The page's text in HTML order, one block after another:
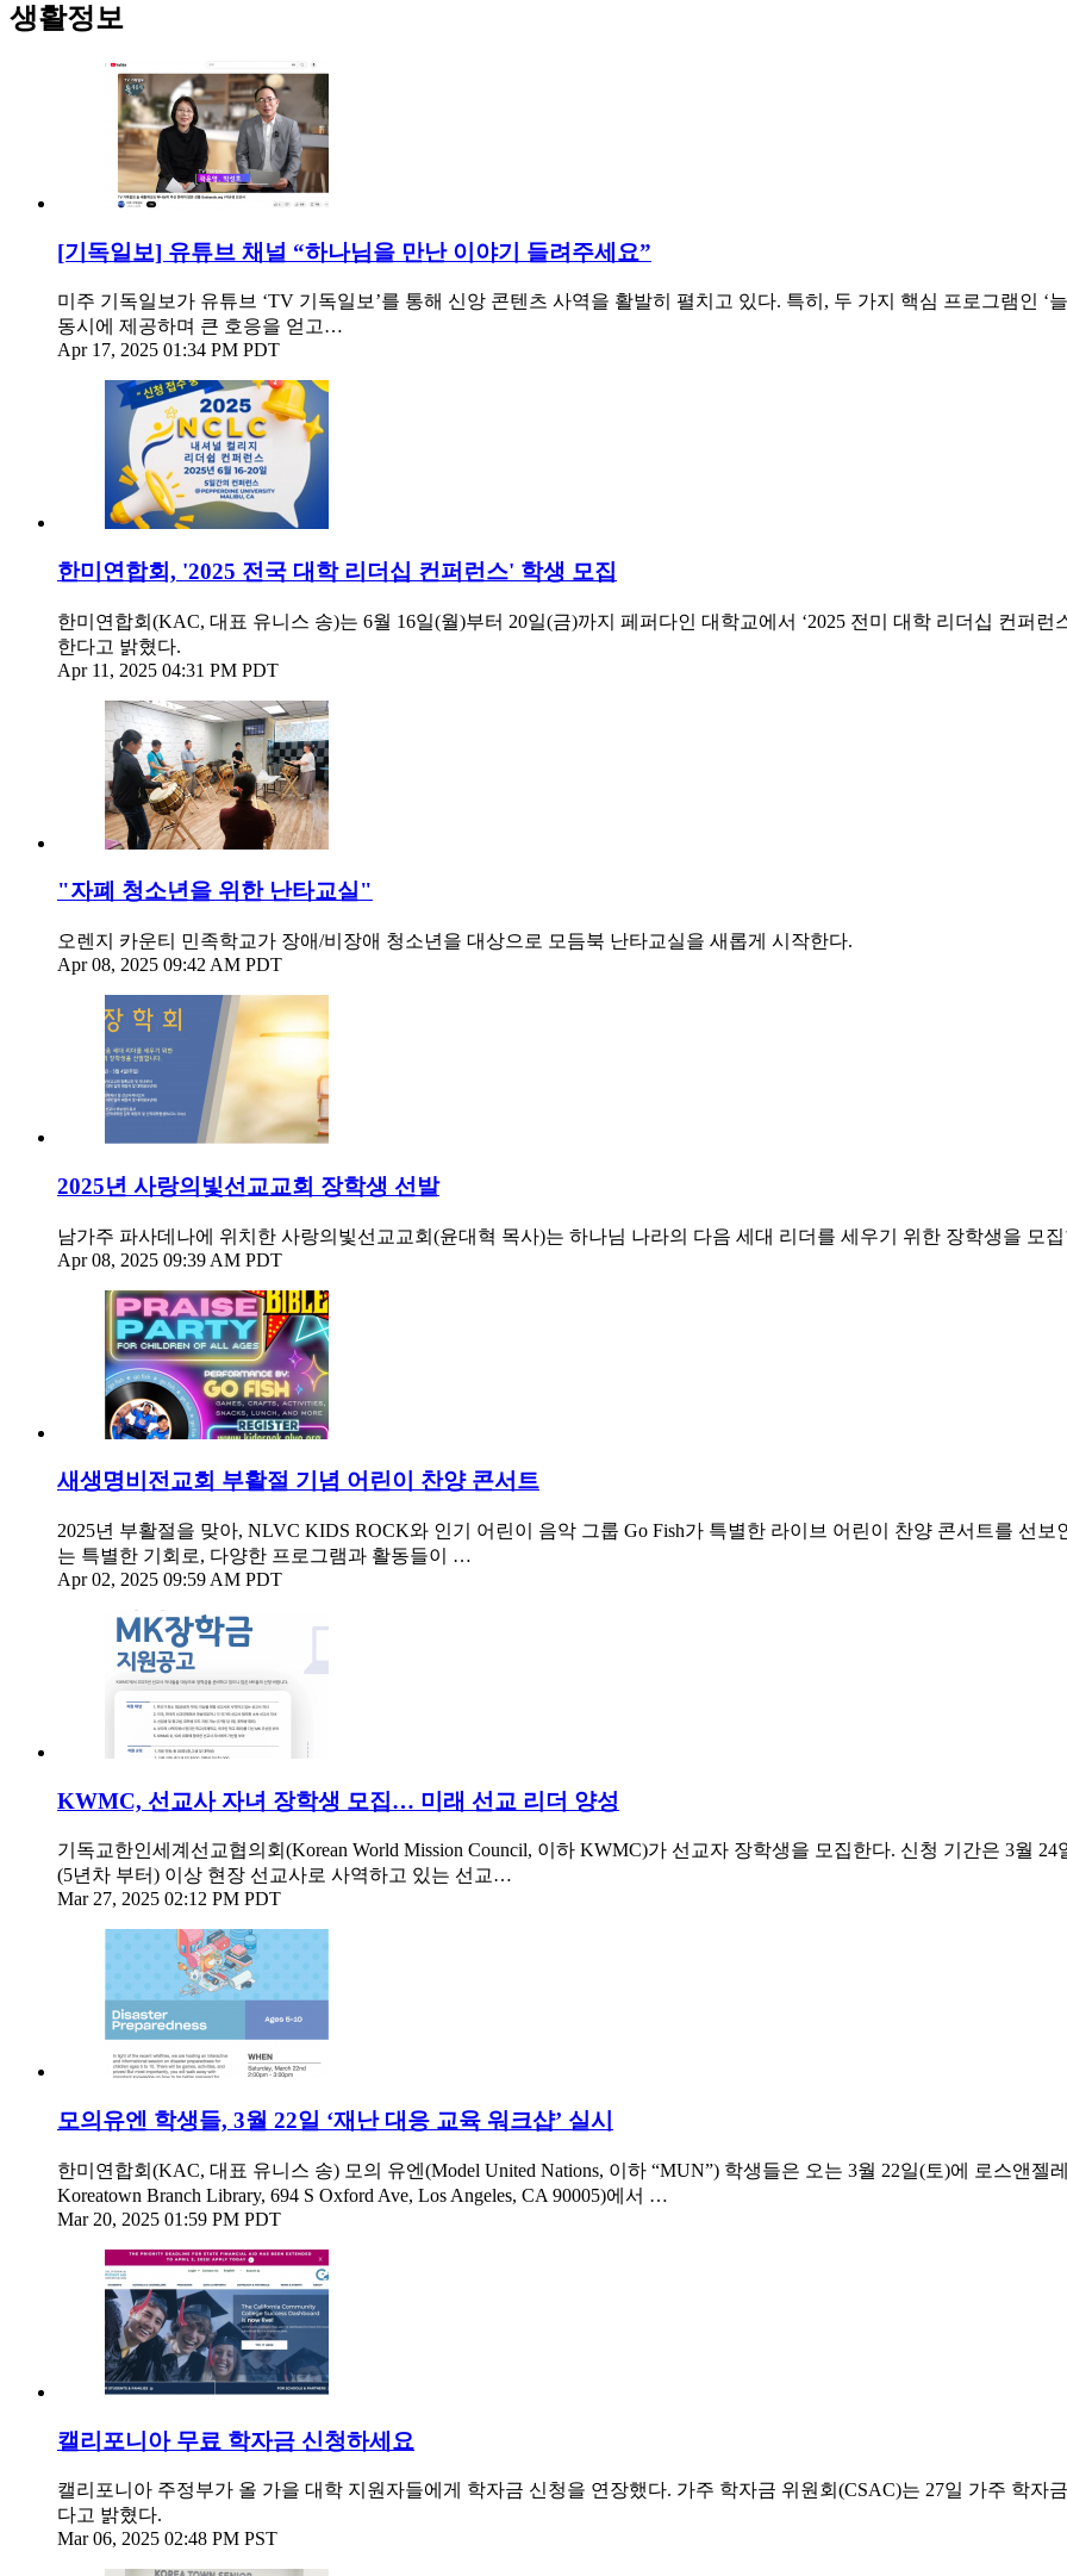
생활정보
[기독일보] 유튜브 채널 “하나님을 만난 이야기 들려주세요”
미주 기독일보가 유튜브 ‘TV 기독일보’를 통해 신앙 콘텐츠 사역을 활발히 펼치고 있다. 특히, 두 가지 핵심 프로그램인 ‘
동시에 제공하며 큰 호응을 얻고…
Apr 17, 2025 01:34 PM PDT
한미연합회, '2025 전국 대학 리더십 컨퍼런스' 학생 모집
한미연합회(KAC, 대표 유니스 송)는 6월 16일(월)부터 20일(금)까지 페퍼다인 대학교에서 ‘2025 전미 대학 리더십 컨퍼런
한다고 밝혔다.
Apr 11, 2025 04:31 PM PDT
"자폐 청소년을 위한 난타교실"
오렌지 카운티 민족학교가 장애/비장애 청소년을 대상으로 모듬북 난타교실을 새롭게 시작한다.
Apr 08, 2025 09:42 AM PDT
2025년 사랑의빛선교교회 장학생 선발
남가주 파사데나에 위치한 사랑의빛선교교회(윤대혁 목사)는 하나님 나라의 다음 세대 리더를 세우기 위한 장학생을 모
Apr 08, 2025 09:39 AM PDT
새생명비전교회 부활절 기념 어린이 찬양 콘서트
2025년 부활절을 맞아, NLVC KIDS ROCK와 인기 어린이 음악 그룹 Go Fish가 특별한 라이브 어린이 찬양 콘서트를 선
는 특별한 기회로, 다양한 프로그램과 활동들이 …
Apr 02, 2025 09:59 AM PDT
KWMC, 선교사 자녀 장학생 모집… 미래 선교 리더 양성
기독교한인세계선교협의회(Korean World Mission Council, 이하 KWMC)가 선교자 장학생을 모집한다. 신청 기간은 3월
(5년차 부터) 이상 현장 선교사로 사역하고 있는 선교…
Mar 27, 2025 02:12 PM PDT
모의유엔 학생들, 3월 22일 ‘재난 대응 교육 워크샵’ 실시
한미연합회(KAC, 대표 유니스 송) 모의 유엔(Model United Nations, 이하 “MUN”) 학생들은 오는 3월 22일(토)에 로스앤
Koreatown Branch Library, 694 S Oxford Ave, Los Angeles, CA 90005)에서 …
Mar 20, 2025 01:59 PM PDT
캘리포니아 무료 학자금 신청하세요
캘리포니아 주정부가 올 가을 대학 지원자들에게 학자금 신청을 연장했다. 가주 학자금 위원회(CSAC)는 27일 가주 학
다고 밝혔다.
Mar 06, 2025 02:48 PM PST